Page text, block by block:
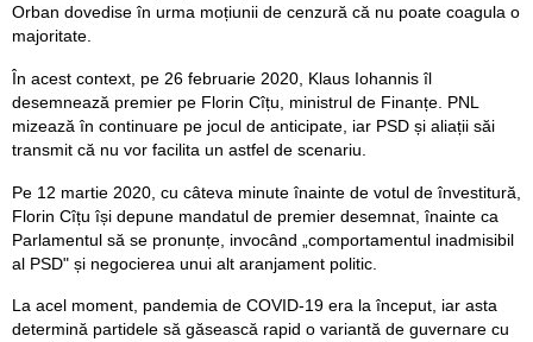
Orban dovedise în urma moțiunii de cenzură că nu poate coagula o
majoritate.
În acest context, pe 26 februarie 2020, Klaus Iohannis îl
desemnează premier pe Florin Cîțu, ministrul de Finanțe. PNL
mizează în continuare pe jocul de anticipate, iar PSD și aliații săi
transmit că nu vor facilita un astfel de scenariu.
Pe 12 martie 2020, cu câteva minute înainte de votul de învestitură,
Florin Cîțu își depune mandatul de premier desemnat, înainte ca
Parlamentul să se pronunțe, invocând „comportamentul inadmisibil
al PSD" și negocierea unui alt aranjament politic.
La acel moment, pandemia de COVID‑19 era la început, iar asta
determină partidele să găsească rapid o variantă de guvernare cu